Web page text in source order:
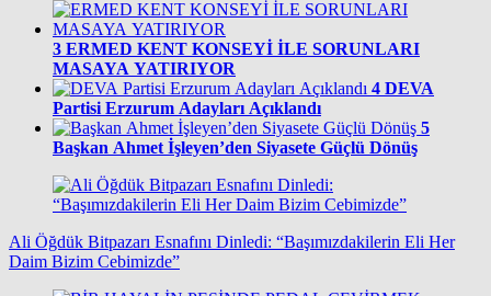
3 ERMED KENT KONSEYİ İLE SORUNLARI
MASAYA YATIRIYOR
4 DEVA
Partisi Erzurum Adayları Açıklandı
5
Başkan Ahmet İşleyen’den Siyasete Güçlü Dönüş
Ali Öğdük Bitpazarı Esnafını Dinledi: “Başımızdakilerin Eli Her
Daim Bizim Cebimizde”